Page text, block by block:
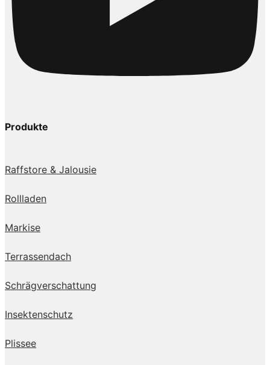
Produkte
Raffstore & Jalousie
Rollladen
Markise
Terrassendach
Schrägverschattung
Insektenschutz
Plissee